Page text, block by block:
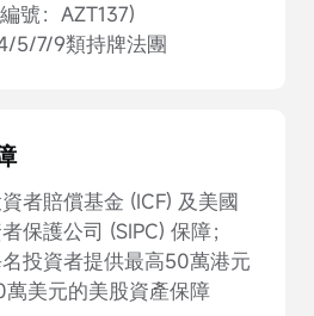
號：AZT137)
5/7/9類持牌法團
者賠償基金 (ICF) 及美國
保護公司 (SIPC) 保障；
投資者提供最高50萬港元
萬美元的美股資產保障